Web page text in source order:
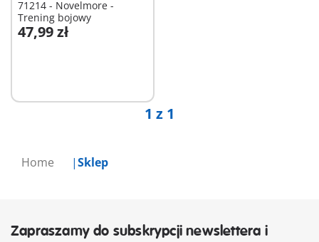
Home Sklep
71214 - Novelmore -
Trening bojowy
47,99 zł
1 z 1
Zapraszamy do subskrypcji newslettera i